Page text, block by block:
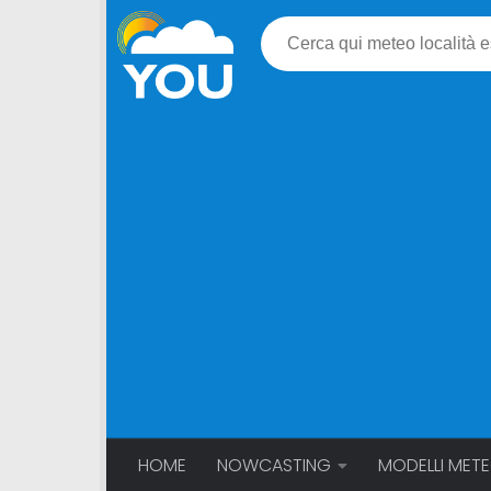
HOME NOWCASTING MODELLI